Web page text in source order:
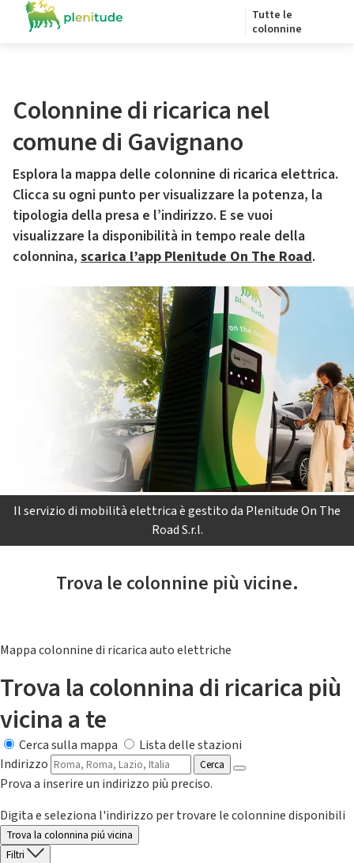
Tutte le
colonnine
Colonnine di ricarica nel
comune di Gavignano
Esplora la mappa delle colonnine di ricarica elettrica.
Clicca su ogni punto per visualizzare la potenza, la
tipologia della presa e l’indirizzo. E se vuoi
visualizzare la disponibilità in tempo reale della
colonnina, scarica l’app Plenitude On The Road.
Il servizio di mobilità elettrica è gestito da Plenitude On The
Road S.r.l.
Trova le colonnine più vicine.
Mappa colonnine di ricarica auto elettriche
Trova la colonnina di ricarica più
vicina a te
Cerca sulla mappa
Lista delle stazioni
Indirizzo
Cerca
Prova a inserire un indirizzo più preciso.
Digita e seleziona l'indirizzo per trovare le colonnine disponibili
Trova la colonnina piú vicina
Filtri